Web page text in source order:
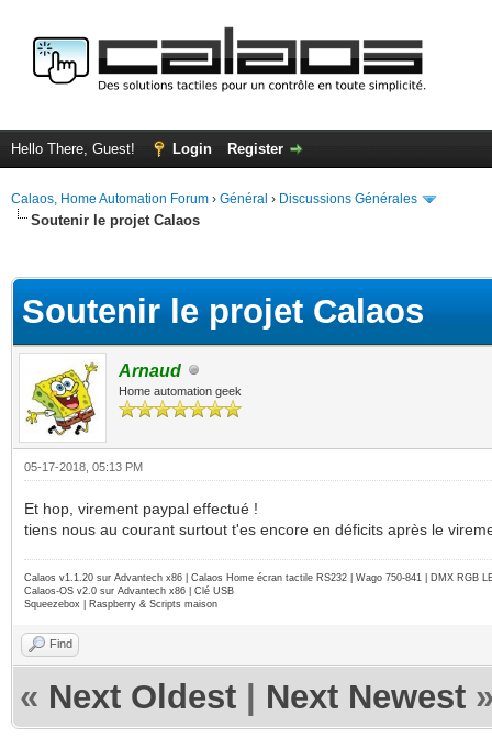
Hello There, Guest! Login Register
Calaos, Home Automation Forum › Général › Discussions Générales
Soutenir le projet Calaos
Soutenir le projet Calaos
Arnaud
Home automation geek
05-17-2018, 05:13 PM
Et hop, virement paypal effectué !
tiens nous au courant surtout t'es encore en déficits après le
Calaos v1.1.20 sur Advantech x86 | Calaos Home écran tactile RS232 | Wago 750-841 | DMX RGB
Calaos-OS v2.0 sur Advantech x86 | Clé USB
Squeezebox | Raspberry & Scripts maison
Find
« Next Oldest Next Newest